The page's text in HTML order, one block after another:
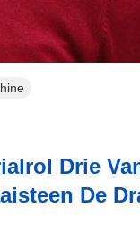
Drie
De